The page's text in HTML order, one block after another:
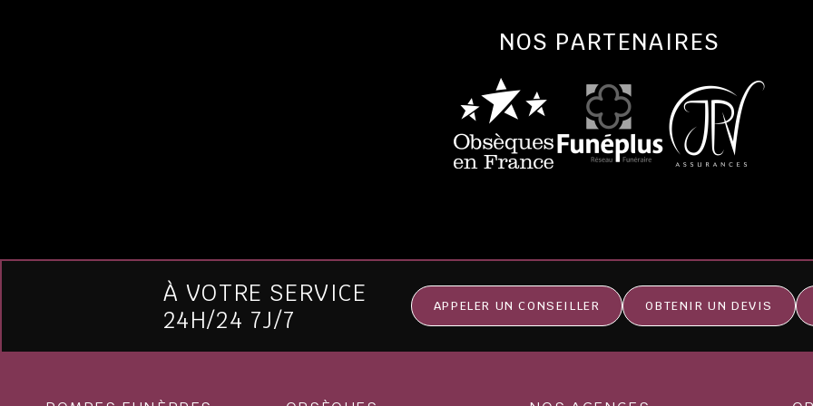
NOS PARTENAIRES
À VOTRE SERVICE
24H/24 7J/7
APPELER UN CONSEILLER OBTENIR UN DEVIS